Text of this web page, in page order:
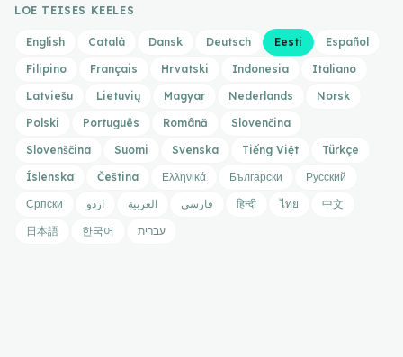
LOE TEISES KEELES
English Català Dansk Deutsch Eesti
Español
Filipino
Français Hrvatski Indonesia
Italiano
Latviešu
Lietuvių Magyar Nederlands
Norsk
Polski
Português Română
Slovenčina
Slovenščina
Suomi Svenska Tiếng Việt
Türkçe
Íslenska
Čeština Ελληνικά Български
Русский
Српски
اردو العربية فارسی हिन्दी ไทย
中文
日本語
한국어 עברית